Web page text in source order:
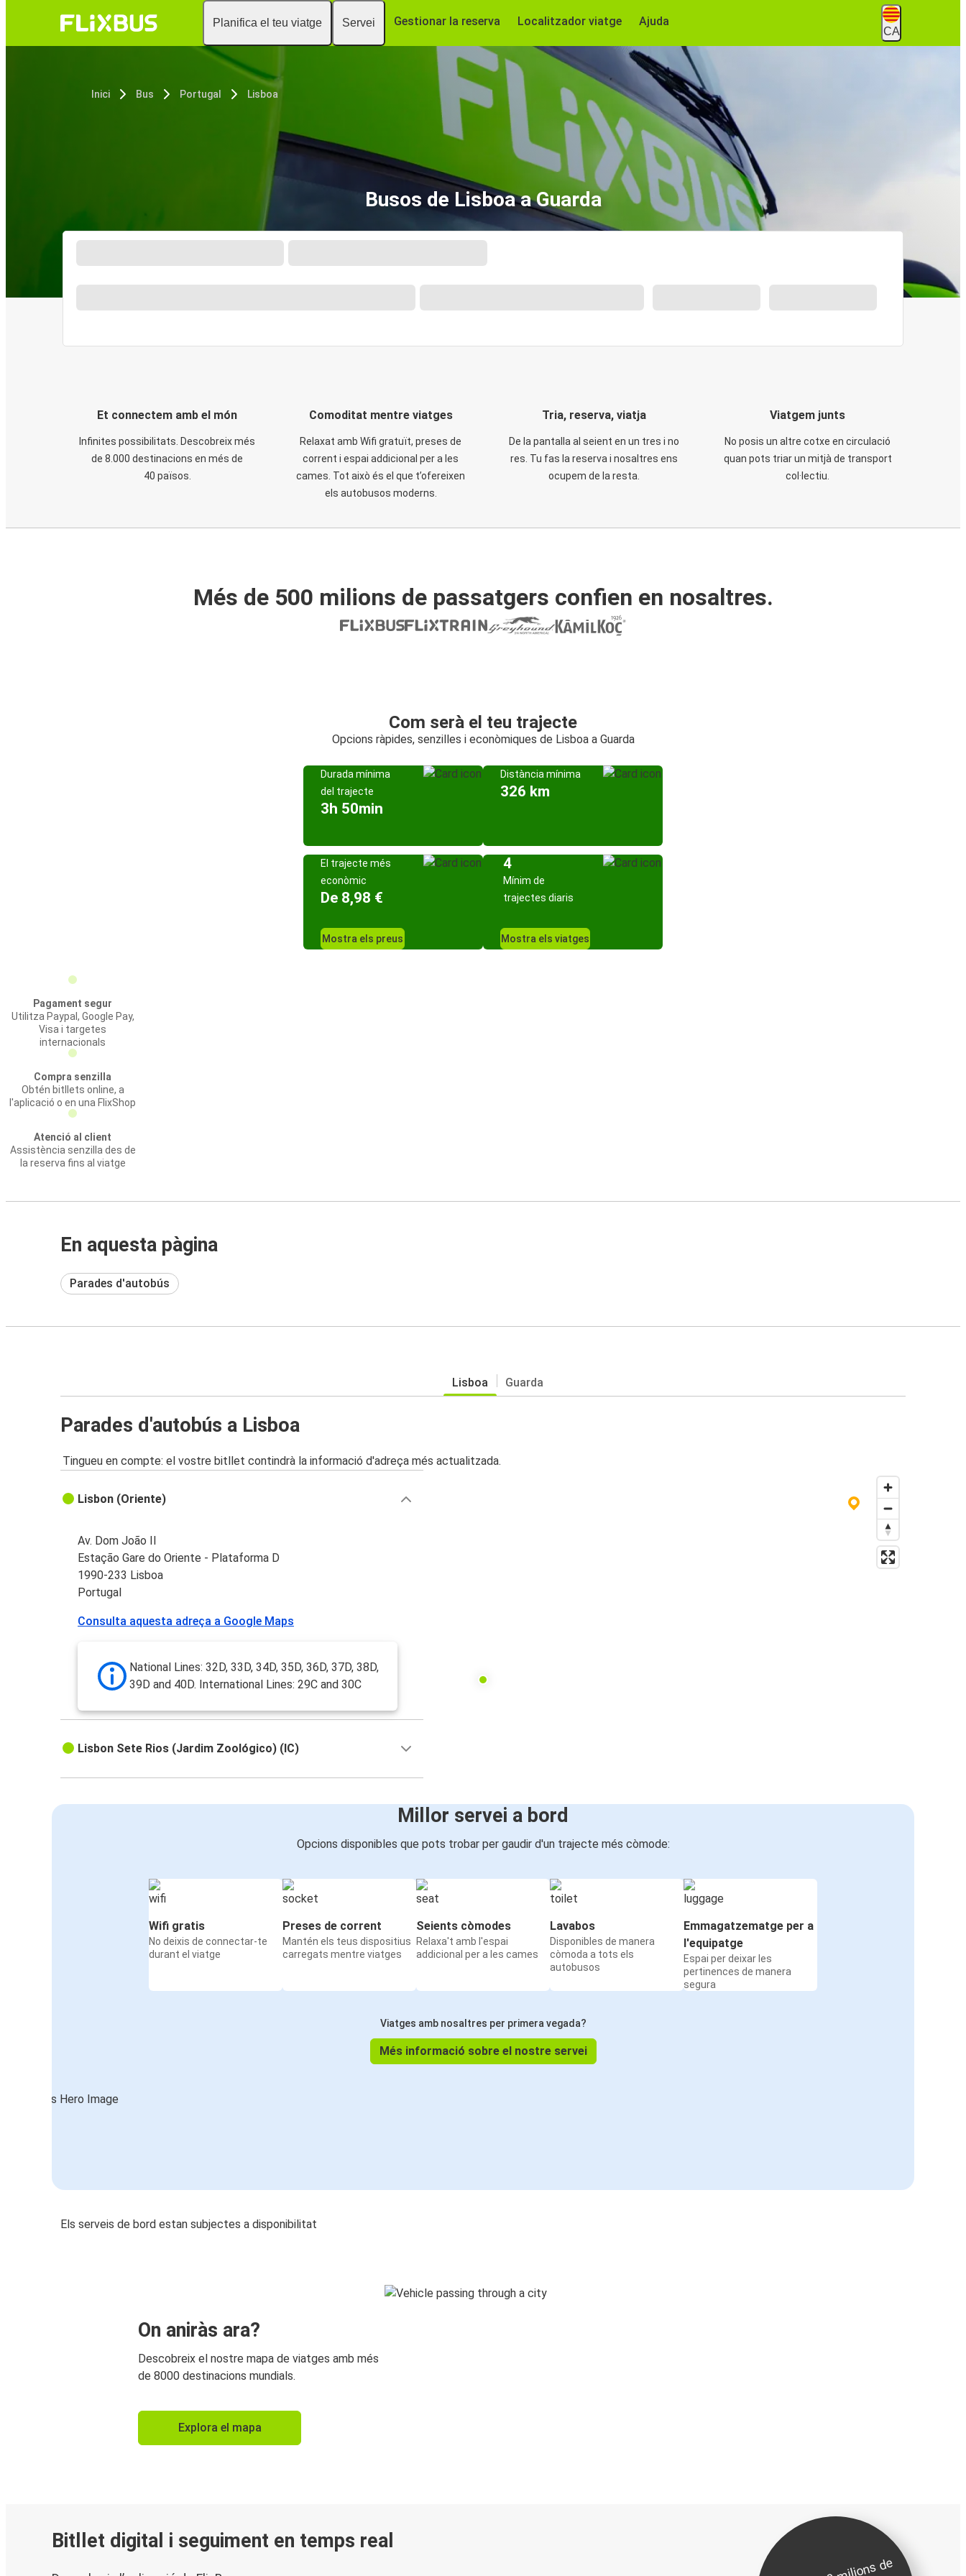
Planifica el teu viatge Servei Gestionar la reserva Localitzador viatge Ajuda
CA
Inici Bus Portugal Lisboa
Busos de Lisboa a Guarda
Et connectem amb el món
Infinites possibilitats. Descobreix més
de 8.000 destinacions en més de
40 països.
Comoditat mentre viatges
Relaxat amb Wifi gratuït, preses de
corrent i espai addicional per a les
cames. Tot això és el que t’ofereixen
els autobusos moderns.
Tria, reserva, viatja
De la pantalla al seient en un tres i no
res. Tu fas la reserva i nosaltres ens
ocupem de la resta.
Viatgem junts
No posis un altre cotxe en circulació
quan pots triar un mitjà de transport
col·lectiu.
Més de 500 milions de passatgers confien en nosaltres.
Com serà el teu trajecte
Opcions ràpides, senzilles i econòmiques de Lisboa a Guarda
Durada mínima
del trajecte
3h 50min
Distància mínima
326 km
El trajecte més
econòmic
De 8,98 €
Mostra els preus
4
Mínim de
trajectes diaris
Mostra els viatges
Pagament segur
Utilitza Paypal, Google Pay,
Visa i targetes
internacionals
Compra senzilla
Obtén bitllets online, a
l'aplicació o en una FlixShop
Atenció al client
Assistència senzilla des de
la reserva fins al viatge
En aquesta pàgina
Parades d'autobús
Lisboa Guarda
Parades d'autobús a Lisboa
Tingueu en compte: el vostre bitllet contindrà la informació d'adreça més actualitzada.
Lisbon (Oriente)
Av. Dom João II
Estação Gare do Oriente - Plataforma D
1990-233 Lisboa
Portugal
Consulta aquesta adreça a Google Maps
National Lines: 32D, 33D, 34D, 35D, 36D, 37D, 38D,
39D and 40D. International Lines: 29C and 30C
Lisbon Sete Rios (Jardim Zoológico) (IC)
Millor servei a bord
Opcions disponibles que pots trobar per gaudir d'un trajecte més còmode:
Wifi gratis
No deixis de connectar-te
durant el viatge
Preses de corrent
Mantén els teus dispositius
carregats mentre viatges
Seients còmodes
Relaxa't amb l'espai
addicional per a les cames
Lavabos
Disponibles de manera
còmoda a tots els
autobusos
Emmagatzematge per a
l'equipatge
Espai per deixar les
pertinences de manera
segura
Viatges amb nosaltres per primera vegada?
Més informació sobre el nostre servei
Els serveis de bord estan subjectes a disponibilitat
On aniràs ara?
Descobreix el nostre mapa de viatges amb més
de 8000 destinacions mundials.
Explora el mapa
Bitllet digital i seguiment en temps real